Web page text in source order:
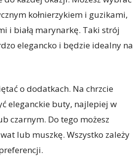
kołnierzykiem i guzikami,
i białą marynarkę. Taki strój
elegancko i będzie idealny na
o dodatkach. Na chrzcie
eleganckie buty, najlepiej w
czarnym. Do tego możesz
lub muszkę. Wszystko zależy